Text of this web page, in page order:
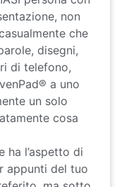
non
che
disegni,
di telefono,
a uno
un solo
cosa
ha l’aspetto di
appunti del tuo
ma sotto